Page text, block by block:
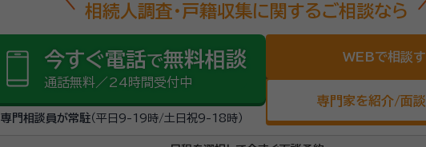
相続人調査・戸籍収集に関するご相談なら
今すぐ電話で無料相談
通話無料／24時間受付中
専門相談員が常駐（平日9-19時/土日祝9-18時）
WEBで相談
専門家を紹介/面